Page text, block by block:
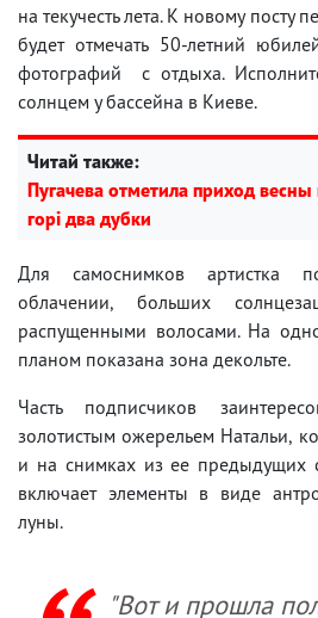
на текучесть лета. К новому посту
будет отмечать 50-летний
фотографий с отдыха.
солнцем у бассейна в Киеве.
Читай также:
Пугачева отметила приход
горі два дубки
Для самоснимков артистка
облачении, больших
распущенными волосами. На
планом показана зона декольте.
Часть подписчиков
золотистым ожерельем Натальи,
и на снимках из ее предыдущих
включает элементы в виде
луны.
"Вот и прошла